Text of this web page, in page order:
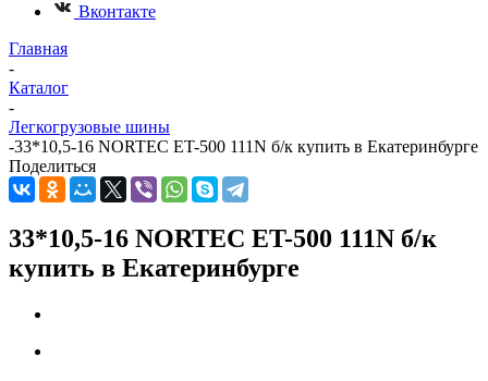
Вконтакте
Главная
-
Каталог
-
Легкогрузовые шины
-33*10,5-16 NORTEC ET-500 111N б/к купить в Екатеринбурге
Поделиться
33*10,5-16 NORTEC ET-500 111N б/к
купить в Екатеринбурге